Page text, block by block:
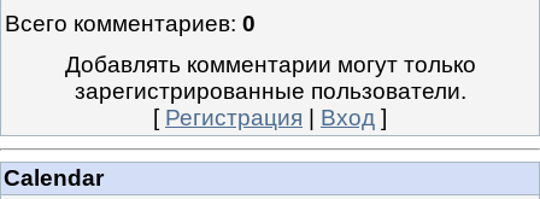
Всего комментариев: 0
Добавлять комментарии могут только
зарегистрированные пользователи.
[ Регистрация Вход ]
Calendar